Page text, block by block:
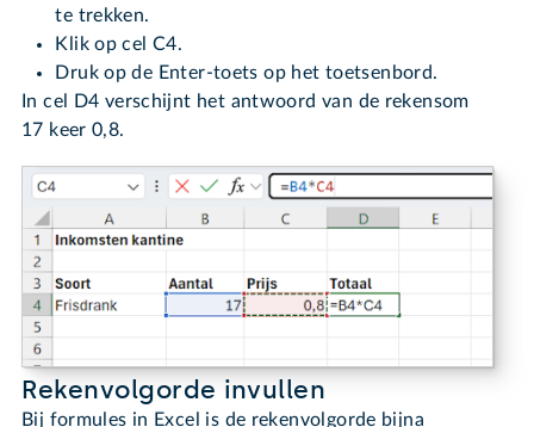
te trekken.
Klik op cel C4.
Druk op de Enter-toets op het toetsenbord.
In cel D4 verschijnt het antwoord van de rekensom
17 keer 0,8.
Rekenvolgorde invullen
Bij formules in Excel is de rekenvolgorde bijna